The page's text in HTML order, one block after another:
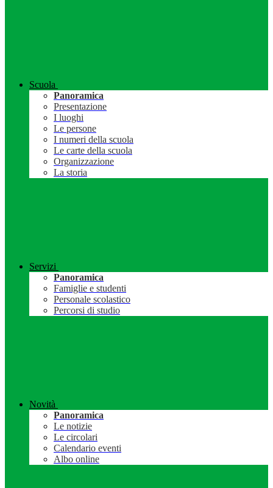
Scuola
Panoramica
Presentazione
I luoghi
Le persone
I numeri della scuola
Le carte della scuola
Organizzazione
La storia
Servizi
Panoramica
Famiglie e studenti
Personale scolastico
Percorsi di studio
Novità
Panoramica
Le notizie
Le circolari
Calendario eventi
Albo online